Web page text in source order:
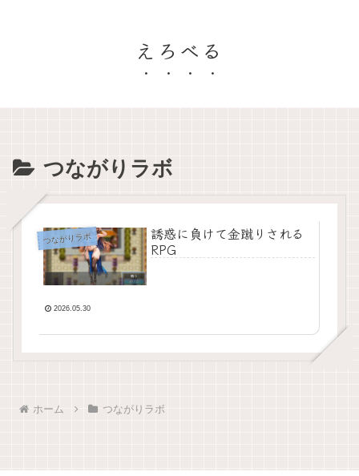
えろべる
つながりラボ
つながりラボ
誘惑に負けて金蹴りされる
RPG
2026.05.30
ホーム つながりラボ